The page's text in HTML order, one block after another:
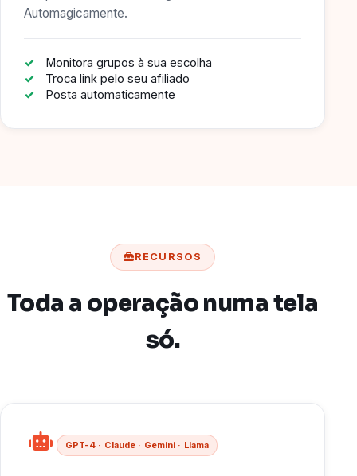
Automagicamente.
Monitora grupos à sua escolha
Troca link pelo seu afiliado
Posta automaticamente
RECURSOS
Toda a operação numa tela
só.
GPT-4 · Claude · Gemini · Llama